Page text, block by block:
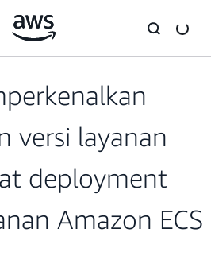
versi layanan
deployment
Amazon ECS